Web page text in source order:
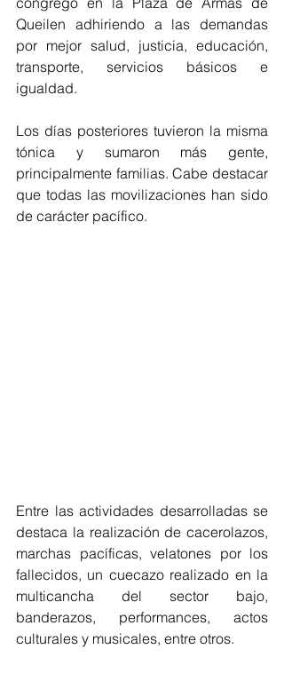
Queilen adhiriendo a las demandas
por mejor salud, justicia, educación,
transporte, servicios básicos e
igualdad.
Los días posteriores tuvieron la misma
tónica y sumaron más gente,
principalmente familias. Cabe destacar
que todas las movilizaciones han sido
de carácter pacífico.
Entre las actividades desarrolladas se
destaca la realización de cacerolazos,
marchas pacíficas, velatones por los
fallecidos, un cuecazo realizado en la
multicancha del sector bajo,
banderazos, performances, actos
culturales y musicales, entre otros.